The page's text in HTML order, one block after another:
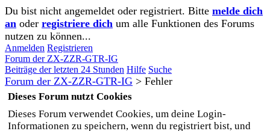
Du bist nicht angemeldet oder registriert. Bitte melde dich
an oder registriere dich um alle Funktionen des Forums
nutzen zu können...
Anmelden Registrieren
Forum der ZX-ZZR-GTR-IG
Beiträge der letzten 24 Stunden Hilfe Suche
Forum der ZX-ZZR-GTR-IG > Fehler
Dieses Forum nutzt Cookies
Dieses Forum verwendet Cookies, um deine Login-
Informationen zu speichern, wenn du registriert bist, und